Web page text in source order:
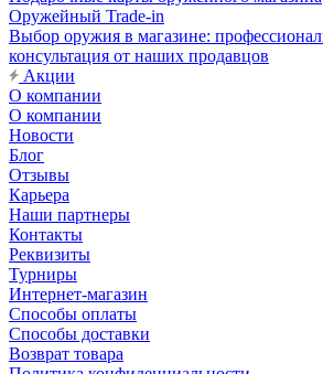
Оружейный Trade-in
Выбор оружия в магазине:
консультация от наших продавцов
Акции
О компании
О компании
Новости
Блог
Отзывы
Карьера
Наши партнеры
Контакты
Реквизиты
Турниры
Интернет-магазин
Способы оплаты
Способы доставки
Возврат товара